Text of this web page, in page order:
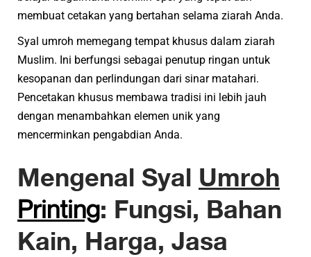
membuat cetakan yang bertahan selama ziarah Anda.
Syal umroh memegang tempat khusus dalam ziarah
Muslim. Ini berfungsi sebagai penutup ringan untuk
kesopanan dan perlindungan dari sinar matahari.
Pencetakan khusus membawa tradisi ini lebih jauh
dengan menambahkan elemen unik yang
mencerminkan pengabdian Anda.
Mengenal Syal Umroh
Printing: Fungsi, Bahan
Kain, Harga, Jasa